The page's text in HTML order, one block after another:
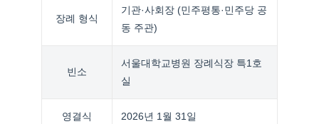
장례 형식
기관·사회장 (민주평통·민주당 공
동 주관)
빈소
서울대학교병원 장례식장 특1호
실
영결식 2026년 1월 31일